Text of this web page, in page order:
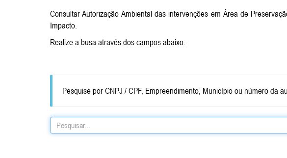
Consultar Autorização Ambiental das intervenções em Área de
Impacto.
Realize a busa através dos campos abaixo:
Pesquise por CNPJ / CPF, Empreendimento, Município ou número da